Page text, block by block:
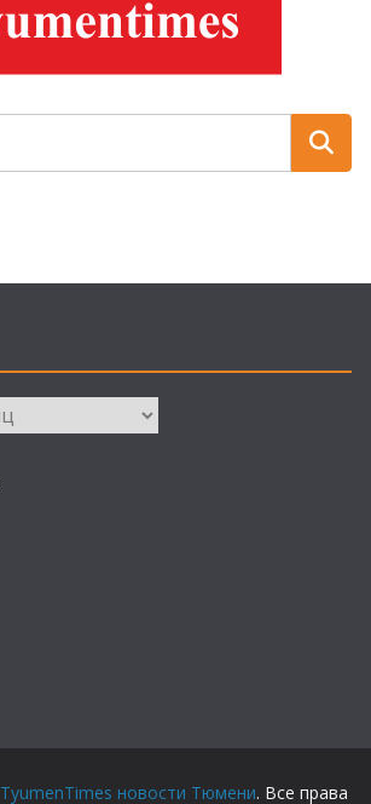
TyumenTimes новости Тюмени. Все права